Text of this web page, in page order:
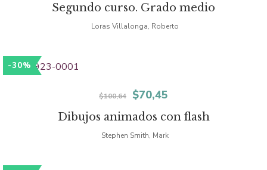
Segundo curso. Grado medio
original
era:
actual
Loras Villalonga, Roberto
-30%
Dibujos animados con flash
$100,64
El
precio
original
$70,45
precio
actual
Stephen Smith, Mark